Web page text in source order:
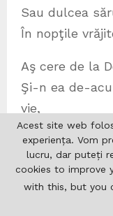
Sau dulcea
În nopţile
Aş cere de la
Şi-n ea de-
vie,
Ne şteargă
o,
Şi înc-odat ne
Vom arde ca-
Acest site web
experiența. Vom
lucru, dar puteți
cookies to improve
with this, but you